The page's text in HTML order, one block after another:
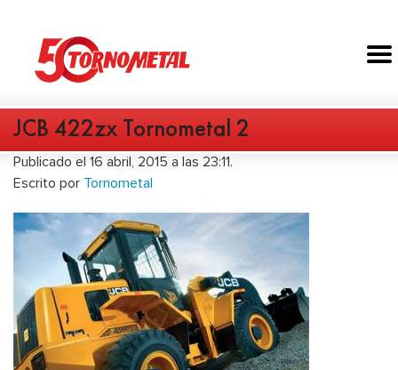
JCB 422zx Tornometal 2
Publicado el 16 abril, 2015 a las 23:11.
Escrito por Tornometal